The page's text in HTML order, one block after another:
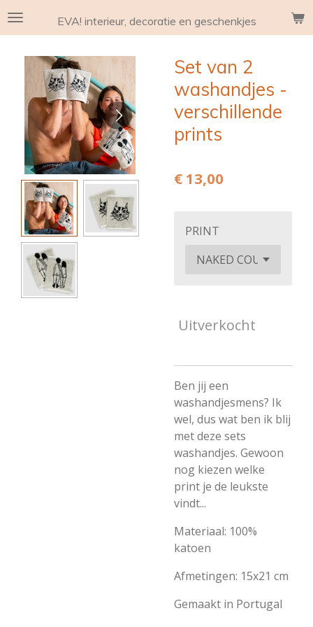
Ga
hoofdinhoud
EVA! interieur, decoratie en geschenkjes
Set van 2
washandjes -
verschillende
prints
€ 13,00
PRINT
Uitverkocht
Ben jij een
washandjesmens? Ik
wel, dus wat ben ik blij
met deze sets
washandjes. Gewoon
nog kiezen welke
print je de leukste
vindt...
Materiaal: 100%
katoen
Afmetingen: 15x21 cm
Gemaakt in Portugal